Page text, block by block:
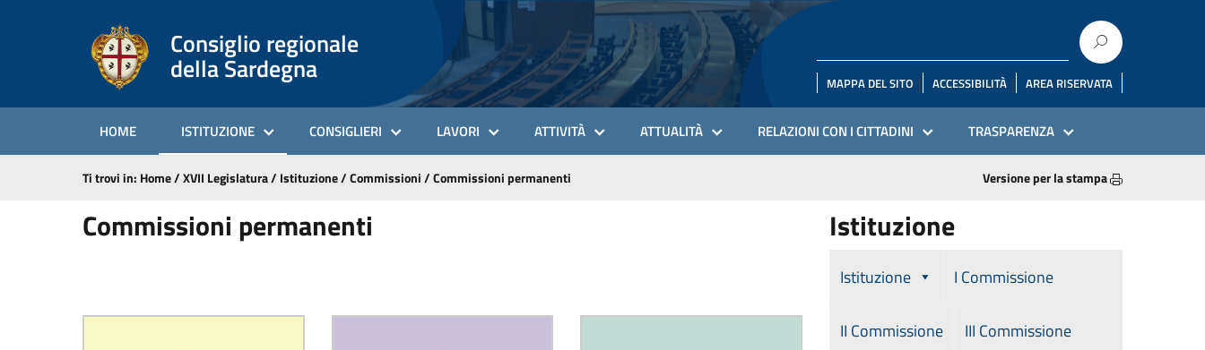
Consiglio regionale
della Sardegna MAPPA DEL SITO ACCESSIBILITÀ AREA RISERVATA
HOME ISTITUZIONE CONSIGLIERI LAVORI ATTIVITÀ ATTUALITÀ RELAZIONI CON I CITTADINI TRASPARENZA
Ti trovi in: Home/XVII Legislatura/ Istituzione/Commissioni/Commissioni permanenti Versione per la stampa
Commissioni permanenti Istituzione
Istituzione I Commissione
II Commissione III Commissione